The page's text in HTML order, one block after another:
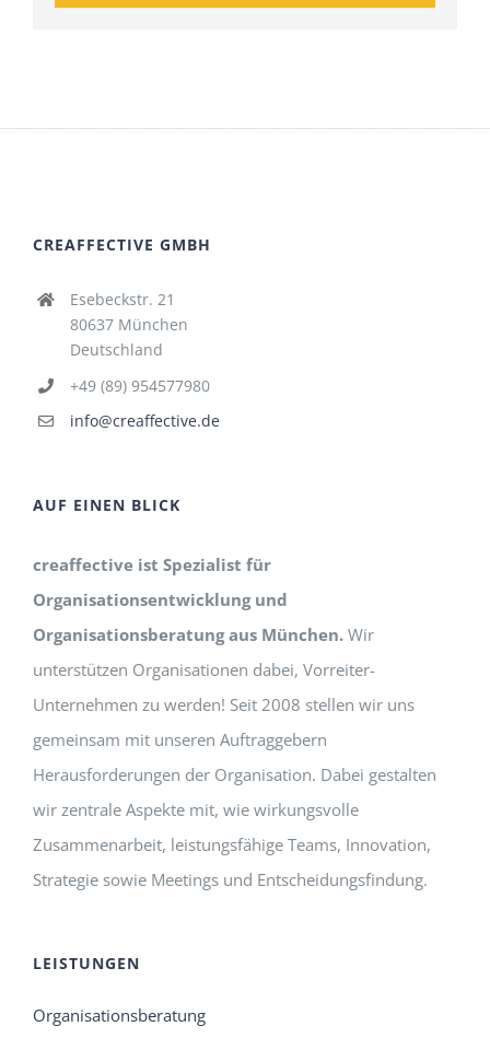
CREAFFECTIVE GMBH
Esebeckstr. 21
80637 München
Deutschland
+49 (89) 954577980
info@creaffective.de
AUF EINEN BLICK
creaffective ist Spezialist für
Organisationsentwicklung und
Organisationsberatung aus München. Wir
unterstützen Organisationen dabei, Vorreiter-
Unternehmen zu werden! Seit 2008 stellen wir uns
gemeinsam mit unseren Auftraggebern
Herausforderungen der Organisation. Dabei gestalten
wir zentrale Aspekte mit, wie wirkungsvolle
Zusammenarbeit, leistungsfähige Teams, Innovation,
Strategie sowie Meetings und Entscheidungsfindung.
LEISTUNGEN
Organisationsberatung